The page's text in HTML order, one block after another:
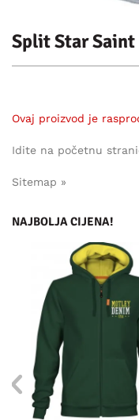
Split Star
Ovaj proizvod je
Idite na početnu
Sitemap »
NAJBOLJA CIJENA!